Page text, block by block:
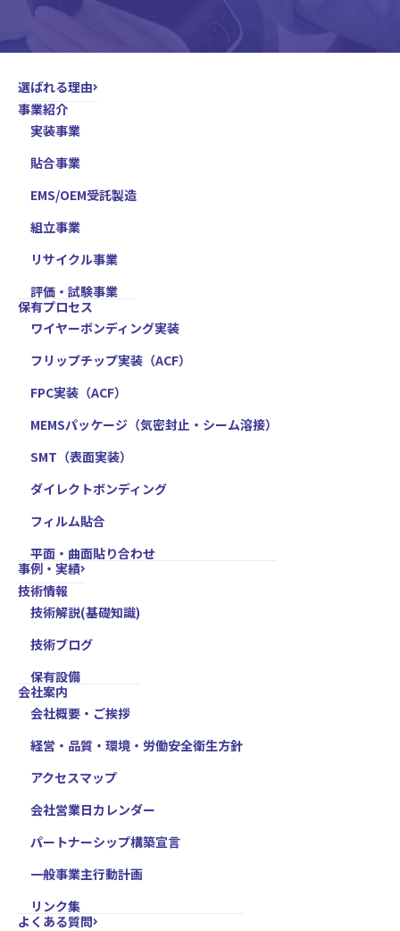
選ばれる理由
事業紹介
実装事業
貼合事業
EMS/OEM受託製造
組立事業
リサイクル事業
評価・試験事業
保有プロセス
ワイヤーボンディング実装
フリップチップ実装（ACF）
FPC実装（ACF）
MEMSパッケージ（気密封止・シーム溶接）
SMT（表面実装）
ダイレクトボンディング
フィルム貼合
平面・曲面貼り合わせ
事例・実績
技術情報
技術解説(基礎知識)
技術ブログ
保有設備
会社案内
会社概要・ご挨拶
経営・品質・環境・労働安全衛生方針
アクセスマップ
会社営業日カレンダー
パートナーシップ構築宣言
一般事業主行動計画
リンク集
よくある質問